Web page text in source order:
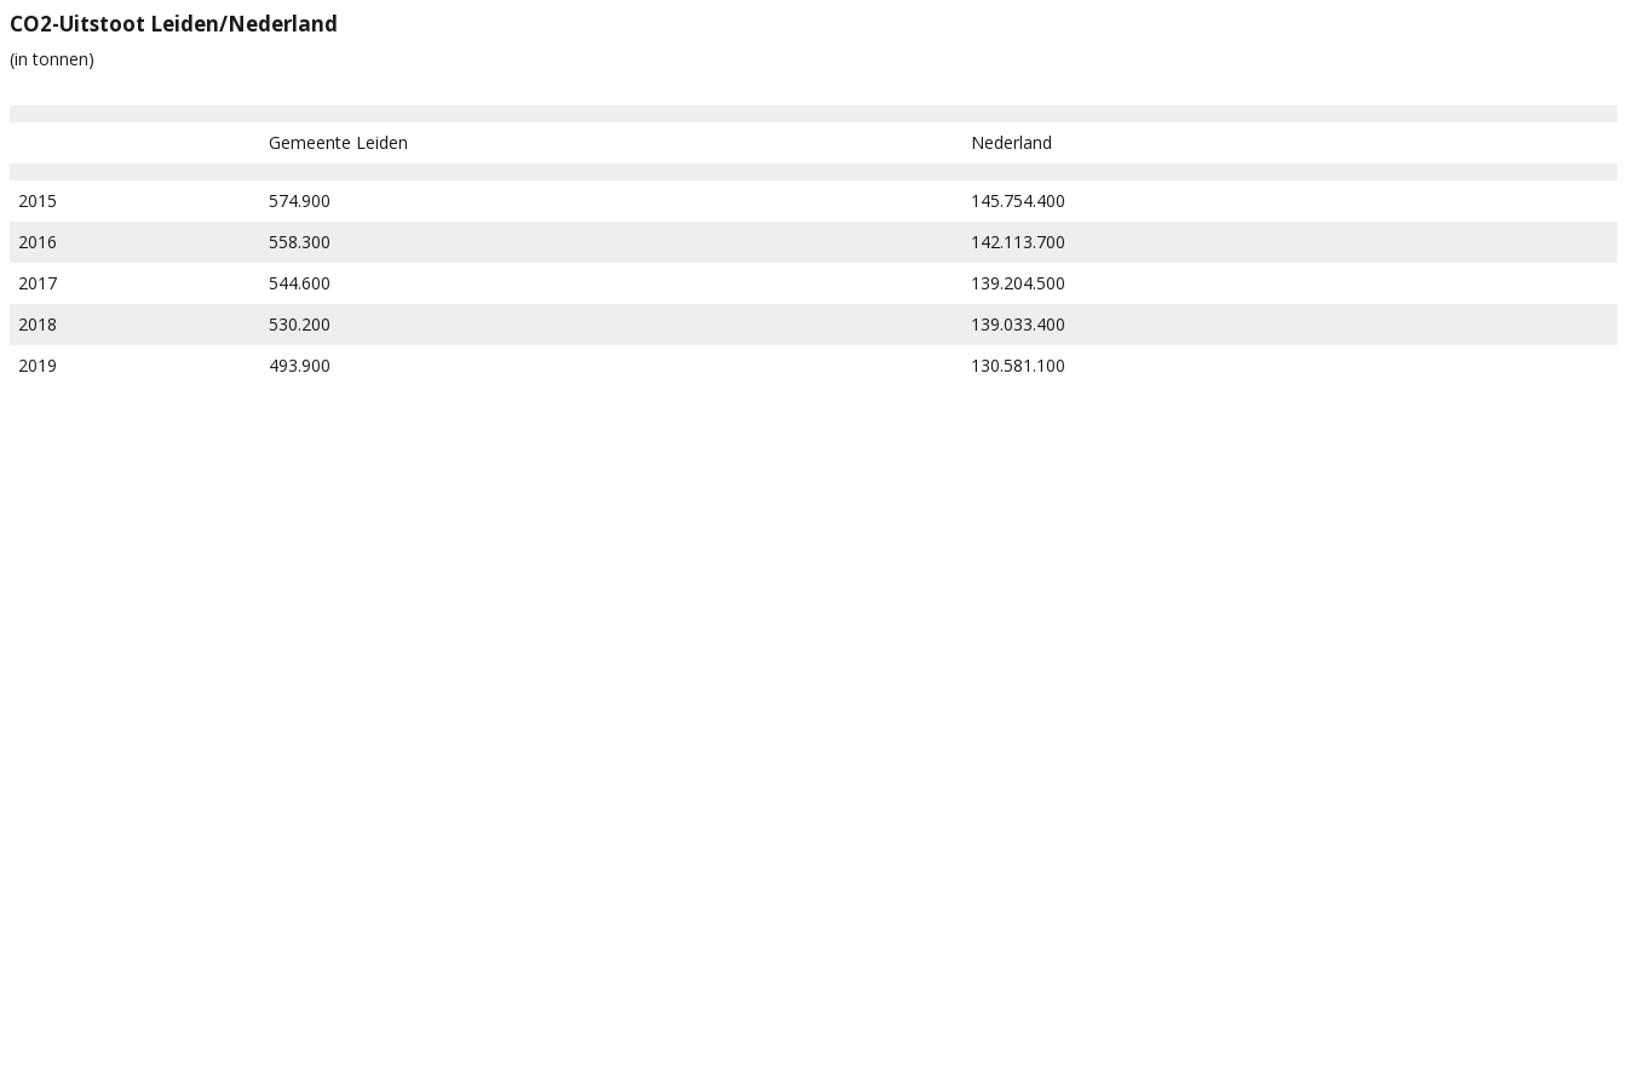
CO2-Uitstoot Leiden/Nederland
(in tonnen)
Gemeente Leiden Nederland
2015 574.900
145.754.400
2016
558.300
142.113.700
2017
544.600
139.204.500
2018
530.200
139.033.400
2019
493.900 130.581.100